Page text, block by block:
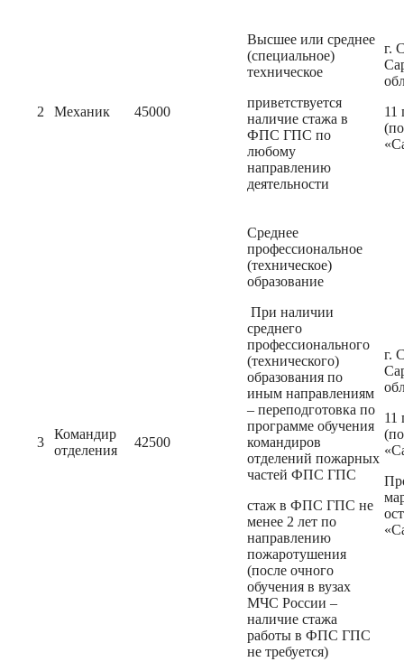
2 Механик 45000
Высшее или среднее
(специальное)
техническое
приветствуется
наличие стажа в
ФПС ГПС по
любому
направлению
деятельности
г.
11
3
Командир
отделения
42500
Среднее
профессиональное
(техническое)
образование
При наличии
среднего
профессионального
(технического)
образования по
иным направлениям
– переподготовка по
программе обучения
командиров
отделений пожарных
частей ФПС ГПС
стаж в ФПС ГПС не
менее 2 лет по
направлению
пожаротушения
(после очного
обучения в вузах
МЧС России –
наличие стажа
работы в ФПС ГПС
не требуется)
г.
11